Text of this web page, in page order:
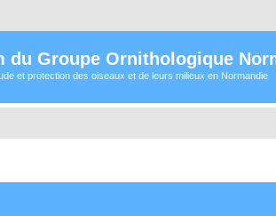
du Groupe Ornithologique
et protection des oiseaux et de leurs milieux en Normandie